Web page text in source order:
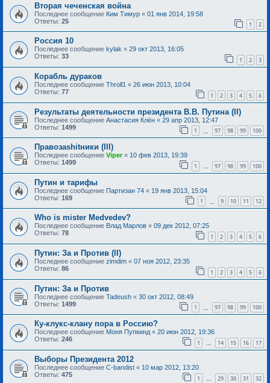
Вторая чеченская война
Последнее сообщение Ким Тимур « 01 янв 2014, 19:58
Ответы: 25 1 2
Россия 10
Последнее сообщение kylak « 29 окт 2013, 16:05
Ответы: 33 1 2 3
Корабль дураков
Последнее сообщение Throll1 « 26 июн 2013, 10:04
Ответы: 77 1 2 3 4 5 6
Результаты деятельности президента В.В. Путина (II)
Последнее сообщение Анастасия Клён « 29 апр 2013, 12:47
Ответы: 1499 1 97 98 99 100
Правозаshitники (III)
Последнее сообщение Viper« 10 фев 2013, 19:39
Ответы: 1499 1 … 97 98 99 100
Путин и тарифы
Последнее сообщение Партизан 74 « 19 янв 2013, 15:04
Ответы: 169 1 9 10 11 12
Who is mister Medvedev?
Последнее сообщение Влад Марлов « 09 дек 2012, 07:25
Ответы: 78 1 2 3 4 5 6
Путин: За и Против (II)
Последнее сообщение zimdim « 07 ноя 2012, 23:35
Ответы: 86 1 2 3 4 5 6
Путин: За и Против
Последнее сообщение Tadeush « 30 окт 2012, 08:49
Ответы: 1499 1 97 98 99 100
Ку-клукс-клану пора в Россию?
Последнее сообщение Моня Пупкинд « 20 июн 2012, 19:36
Ответы: 246 1 … 14 15 16 17
Выборы Президента 2012
Последнее сообщение C-bandist « 10 мар 2012, 13:20
Ответы: 475 1 … 29 30 31 32